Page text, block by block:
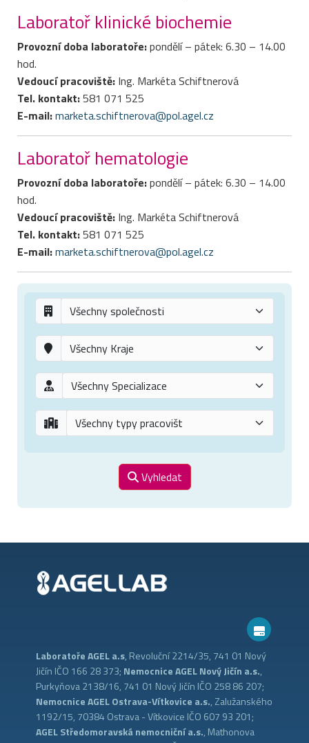
Laboratoř klinické biochemie
Provozní doba laboratoře:pondělí – pátek: 6.30 – 14.00
hod.
Vedoucí pracoviště: Ing. Markéta Schiftnerová
Tel. kontakt:581 071 525
E-mail:marketa.schiftnerova@pol.agel.cz
Laboratoř hematologie
Provozní doba laboratoře:pondělí – pátek: 6.30 – 14.00
hod.
Vedoucí pracoviště: Ing. Markéta Schiftnerová
Tel. kontakt:581 071 525
E-mail:marketa.schiftnerova@pol.agel.cz
Vyhledat
Laboratoře AGEL a.s, Revoluční 2214/35, 741 01 Nový
Jičín IČO 166 28 373; Nemocnice AGEL Nový Jičín a.s.,
Purkyňova 2138/16, 741 01 Nový Jičín IČO 258 86 207;
Nemocnice AGEL Ostrava-Vítkovice a.s., Zalužanského
1192/15, 70384 Ostrava - Vítkovice IČO 607 93 201;
AGEL Středomoravská nemocniční a.s., Mathonova